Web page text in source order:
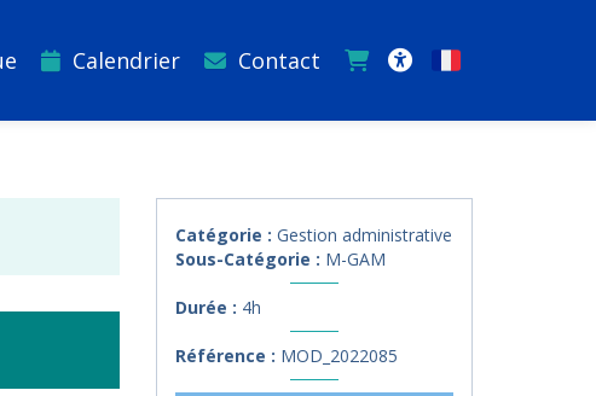
Calendrier Contact Français
Catégorie : Gestion administrative
Sous-Catégorie : M-GAM
Durée : 4h
Référence : MOD_2022085